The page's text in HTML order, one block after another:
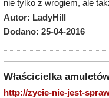
nie tylko z wrogiem, ale
Autor: LadyHill
Dodano: 25-04-2016
Właścicielka
http://zycie-nie-jest-